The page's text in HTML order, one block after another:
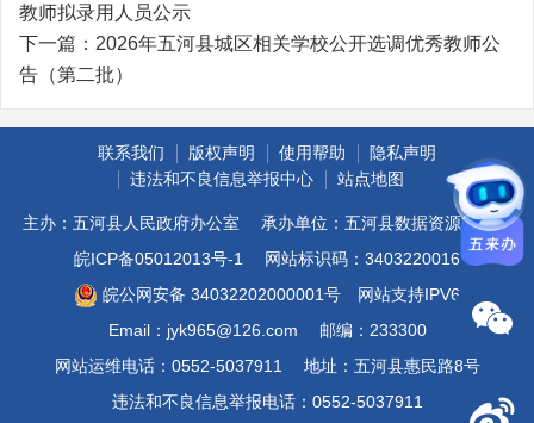
教师拟录用人员公示
下一篇： 2026年五河县城区相关学校公开选调优秀教师公
告（第二批）
联系我们 版权声明 使用帮助
隐私声明
违法和不良信息举报中心
站点地图
主办：五河县人民政府办公室
承办单位：五河县数据资源管理局
皖ICP备05012013号-1
网站标识码：3403220016
皖公网安备 34032202000001号
网站支持IPV6
Email：jyk965@126.com
邮编：233300
网站运维电话：0552-5037911
地址：五河县惠民路8号
违法和不良信息举报电话：0552-5037911